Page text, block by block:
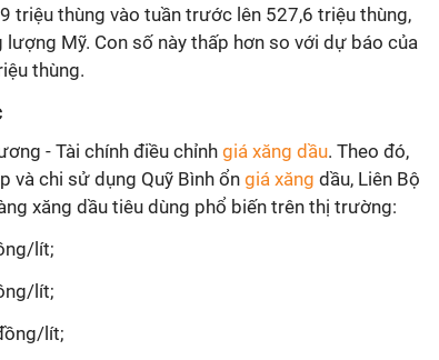
triệu thùng vào tuần trước lên 527,6 triệu thùng,
Mỹ. Con số này thấp hơn so với dự báo của
thùng.
- Tài chính điều chỉnhgiá xăng dầu. Theo đó,
và chi sử dụng Quỹ Bình ổngiá xăng dầu, Liên Bộ
xăng dầu tiêu dùng phổ biến trên thị trường:
lít;
lít;
lít;